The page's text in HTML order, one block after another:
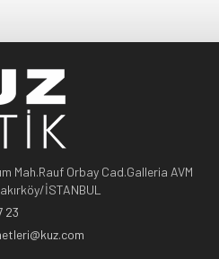
Mah.Rauf Orbay Cad.Galleria AVM
İSTANBUL
23